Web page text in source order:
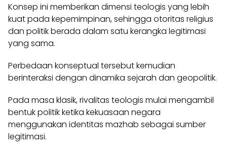
Konsep ini memberikan dimensi teologis yang lebih
kuat pada kepemimpinan, sehingga otoritas religius
dan politik berada dalam satu kerangka legitimasi
yang sama.
Perbedaan konseptual tersebut kemudian
berinteraksi dengan dinamika sejarah dan geopolitik.
Pada masa klasik, rivalitas teologis mulai mengambil
bentuk politik ketika kekuasaan negara
menggunakan identitas mazhab sebagai sumber
legitimasi.